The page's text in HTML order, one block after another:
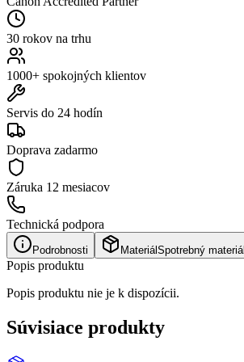
30 rokov na trhu
1000+ spokojných klientov
Servis do 24 hodín
Doprava zadarmo
Záruka 12 mesiacov
Technická podpora
Podrobnosti Materiál Spotrebný materiál
Popis produktu
Popis produktu nie je k dispozícii.
Súvisiace produkty